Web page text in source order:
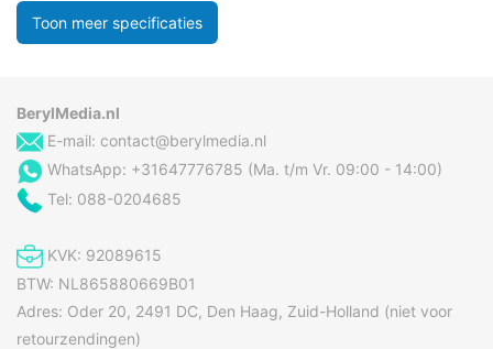
Toon meer specificaties
BerylMedia.nl
E-mail: contact@berylmedia.nl
WhatsApp: +31647776785 (Ma. t/m Vr. 09:00 - 14:00)
Tel: 088-0204685
KVK: 92089615
BTW: NL865880669B01
Adres: Oder 20, 2491 DC, Den Haag, Zuid-Holland (niet voor
retourzendingen)